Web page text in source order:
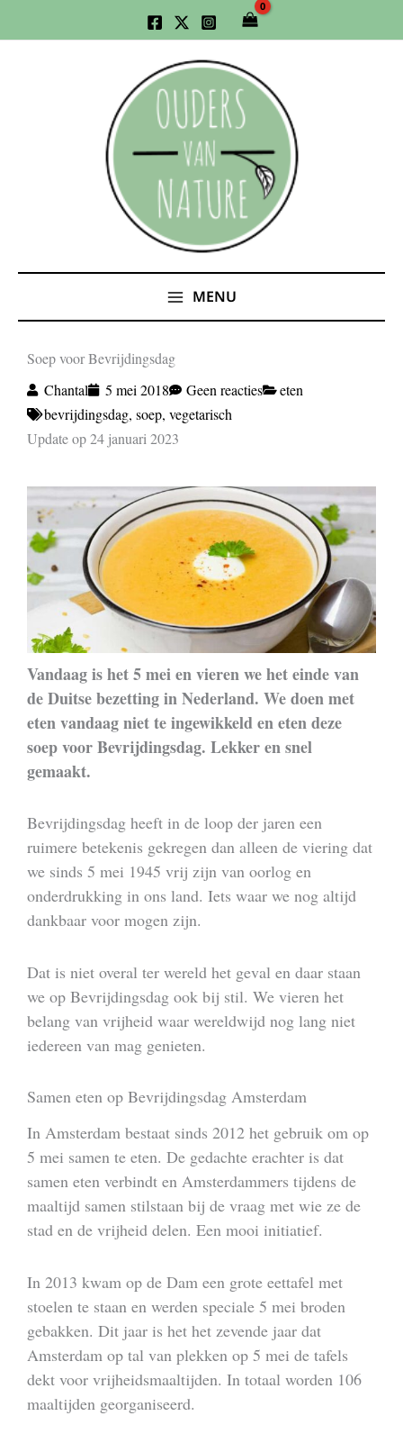
naar
MENU
Soep voor Bevrijdingsdag
Chantal
5 mei 2018 Geen reacties
eten
bevrijdingsdag, soep, vegetarisch
Update op 24 januari 2023
Vandaag is het 5 mei en vieren we het einde van
de Duitse bezetting in Nederland. We doen met
eten vandaag niet te ingewikkeld en eten deze
soep voor Bevrijdingsdag. Lekkeren snel
gemaakt.
Bevrijdingsdag heeft in de loop der jaren een
ruimere betekenis gekregen dan alleen de viering dat
we sinds 5 mei 1945 vrij zijn van oorlog en
onderdrukking in ons land. Iets waar we nog altijd
dankbaar voor mogen zijn.
Dat is niet overal ter wereld het geval en daar staan
we op Bevrijdingsdag ook bij stil. We vieren het
belang van vrijheid waar wereldwijd nog lang niet
iedereen van mag genieten.
Samen eten op Bevrijdingsdag Amsterdam
In Amsterdam bestaat sinds 2012 het gebruik om op
5 mei samen te eten. De gedachte erachter is dat
samen eten verbindt en Amsterdammers tijdens de
maaltijd samen stilstaan bij de vraag met wie ze de
stad en de vrijheid delen. Een mooi initiatief.
In 2013 kwam op de Dam een grote eettafel met
stoelen te staan en werden speciale 5 mei broden
gebakken. Dit jaar is het het zevende jaar dat
Amsterdam op tal van plekken op 5 mei de tafels
dekt voor vrijheidsmaaltijden. In totaal worden 106
maaltijden georganiseerd.